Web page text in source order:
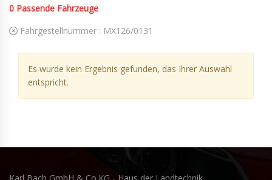
0 Passende Fahrzeuge
Fahrgestellnummer : MX126/0131
Es wurde kein Ergebnis gefunden, das Ihrer Auswahl
entspricht.